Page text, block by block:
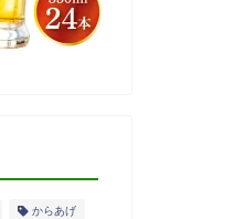
からあげ